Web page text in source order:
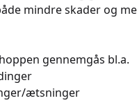
mindre skader og
gennemgås bl.a.
ætsninger